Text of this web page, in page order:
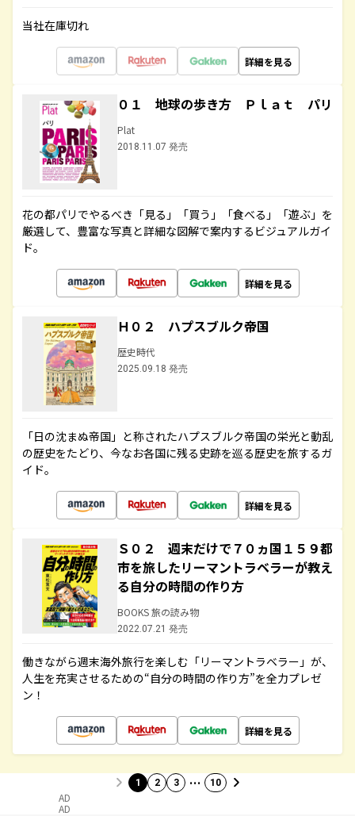
当社在庫切れ
詳細を見る
０１ 地球の歩き方 Ｐｌａｔ パリ
Plat
2018.11.07 発売
花の都パリでやるべき「見る」「買う」「食べる」「遊ぶ」を
厳選して、豊富な写真と詳細な図解で案内するビジュアルガイ
ド。
詳細を見る
Ｈ０２ ハプスブルク帝国
歴史時代
2025.09.18 発売
「日の沈まぬ帝国」と称されたハプスブルク帝国の栄光と動乱
の歴史をたどり、今なお各国に残る史跡を巡る歴史を旅するガ
イド。
詳細を見る
Ｓ０２ 週末だけで７０ヵ国１５９都
市を旅したリーマントラベラーが教え
る自分の時間の作り方
BOOKS 旅の読み物
2022.07.21 発売
働きながら週末海外旅行を楽しむ「リーマントラベラー」が、
人生を充実させるための“自分の時間の作り方”を全力プレゼ
ン！
詳細を見る
1 2 3 … 10
AD
AD